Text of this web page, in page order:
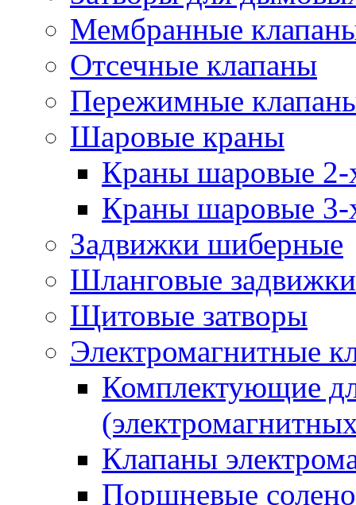
Мембранные
Отсечные клапаны
Пережимные
Шаровые краны
Краны шаровые 2-
Краны шаровые 3-
Задвижки шиберные
Шланговые задвижки
Щитовые затворы
Электромагнитные
Комплектующие
Клапаны
Поршневые